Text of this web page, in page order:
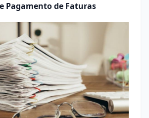
Pagamento de Faturas